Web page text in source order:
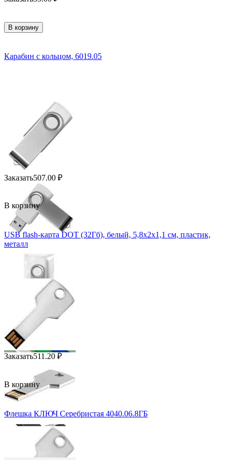
В корзину
Карабин с кольцом, 6019.05
Заказать507.00 ₽
В корзину
USB flash-карта DOT (32Гб), белый, 5,8х2х1,1 см, пластик,
металл
Заказать511.20 ₽
В корзину
Флешка КЛЮЧ Серебристая 4040.06.8ГБ